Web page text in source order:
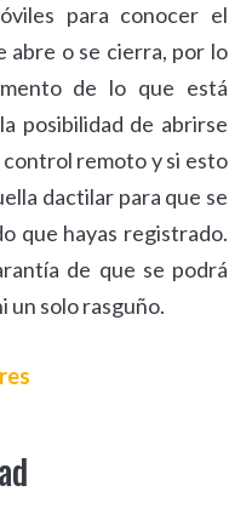
para conocer el
abre o se cierra, por lo
de lo que está
posibilidad de abrirse
remoto y si esto
dactilar para que se
que hayas registrado.
de que se podrá
un solo rasguño.